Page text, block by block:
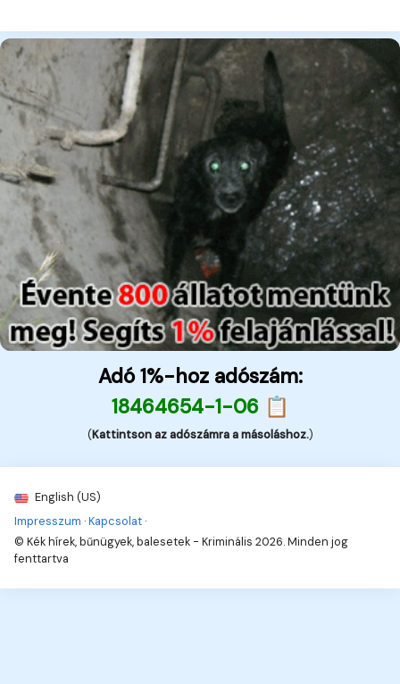
Adó 1%-hoz adószám:
18464654-1-06 📋
(Kattintson az adószámra a másoláshoz.)
English (US)
Impresszum ·Kapcsolat ·
© Kék hírek, bűnügyek, balesetek - Kriminális 2026. Minden jog
fenttartva